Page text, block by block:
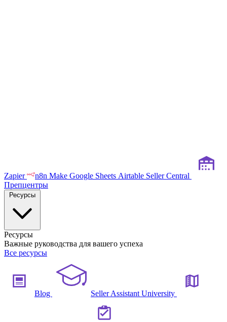
Zapier n8n Make Google Sheets Airtable Seller Central
Препцентры
Ресурсы
Важные руководства для вашего успеха
Все ресурсы
Blog Seller Assistant University